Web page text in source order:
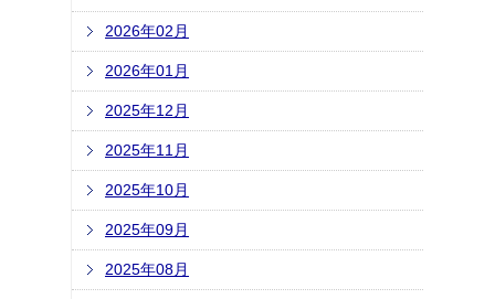
2026年02月
2026年01月
2025年12月
2025年11月
2025年10月
2025年09月
2025年08月